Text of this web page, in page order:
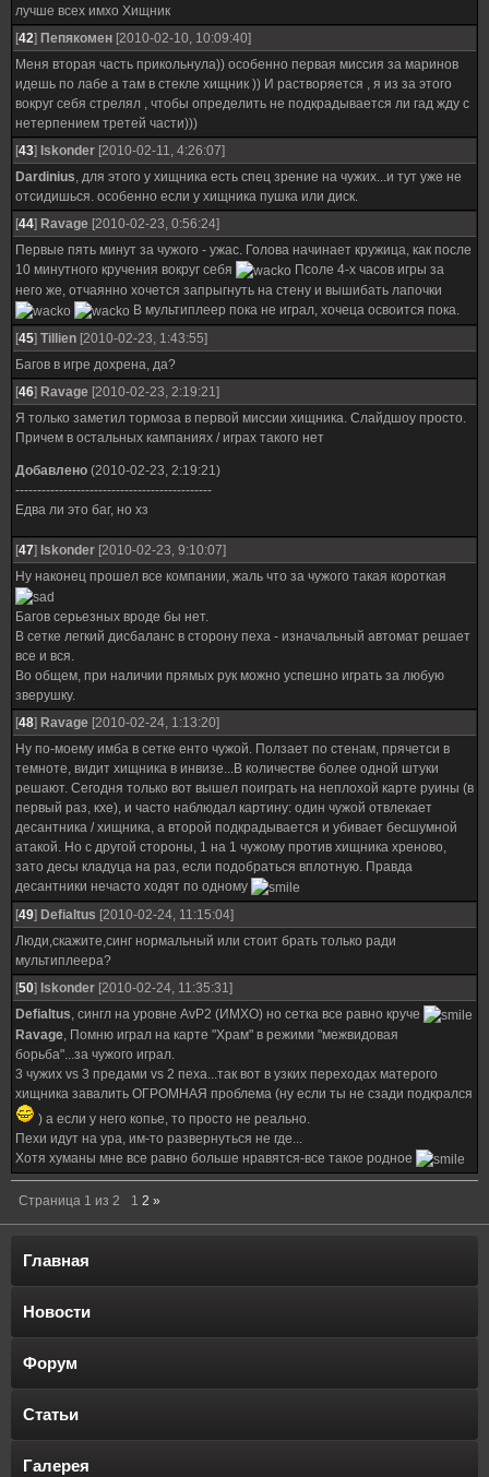
лучше всех имхо Хищник
[42] Пепякомен [2010-02-10, 10:09:40]
Меня вторая часть прикольнула)) особенно первая миссия за маринов
идешь по лабе а там в стекле хищник )) И растворяется , я из за этого
вокруг себя стрелял , чтобы определить не подкрадывается ли гад жду с
нетерпением третей части)))
[43] Iskonder [2010-02-11, 4:26:07]
Dardinius, для этого у хищника есть спец зрение на чужих...и тут уже не
отсидишься. особенно если у хищника пушка или диск.
[44] Ravage [2010-02-23, 0:56:24]
Первые пять минут за чужого - ужас. Голова начинает кружица, как после
10 минутного кручения вокруг себя
Псоле 4-х часов игры за
него же, отчаянно хочется запрыгнуть на стену и вышибать лапочки
В мультиплеер пока не играл, хочеца освоится пока.
[45] Tillien [2010-02-23, 1:43:55]
Багов в игре дохрена, да?
[46] Ravage [2010-02-23, 2:19:21]
Я только заметил тормоза в первой миссии хищника. Слайдшоу просто.
Причем в остальных кампаниях / играх такого нет
Добавлено (2010-02-23, 2:19:21)
---------------------------------------------
Едва ли это баг, но хз
[47] Iskonder [2010-02-23, 9:10:07]
Ну наконец прошел все компании, жаль что за чужого такая короткая
Багов серьезных вроде бы нет.
В сетке легкий дисбаланс в сторону пеха - изначальный автомат решает
все и вся.
Во общем, при наличии прямых рук можно успешно играть за любую
зверушку.
[48] Ravage [2010-02-24, 1:13:20]
Ну по-моему имба в сетке енто чужой. Ползает по стенам, прячетси в
темноте, видит хищника в инвизе...В количестве более одной штуки
решают. Сегодня только вот вышел поиграть на неплохой карте руины (в
первый раз, кхе), и часто наблюдал картину: один чужой отвлекает
десантника / хищника, а второй подкрадывается и убивает бесшумной
атакой. Но с другой стороны, 1 на 1 чужому против хищника хреново,
зато десы кладуца на раз, если подобраться вплотную. Правда
десантники нечасто ходят по одному
[49] Defialtus [2010-02-24, 11:15:04]
Люди,скажите,синг нормальный или стоит брать только ради
мультиплеера?
[50] Iskonder [2010-02-24, 11:35:31]
Defialtus, сингл на уровне AvP2 (ИМХО) но сетка все равно круче
Ravage, Помню играл на карте "Храм" в режими "межвидовая
борьба"...за чужого играл.
3 чужиx vs 3 предами vs 2 пеха...так вот в узких переходах матерого
хищника завалить ОГРОМНАЯ проблема (ну если ты не сзади подкрался
) а если у него копье, то просто не реально.
Пехи идут на ура, им-то развернуться не где...
Хотя хуманы мне все равно больше нравятся-все такое родное
Страница 1 из 2 1 2 »
Главная
Новости
Форум
Статьи
Галерея